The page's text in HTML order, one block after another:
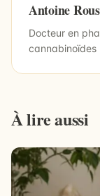
Antoine
Docteur en
cannabinoïdes
À lire aussi